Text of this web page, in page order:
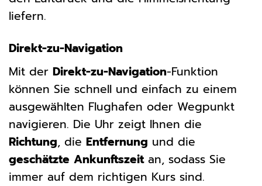
liefern.
Direkt-zu-Navigation
Mit der Direkt-zu-Navigation-Funktion
können Sie schnell und einfach zu einem
ausgewählten Flughafen oder Wegpunkt
navigieren. Die Uhr zeigt Ihnen die
Richtung, die Entfernung und die
geschätzte Ankunftszeitan, sodass Sie
immer auf dem richtigen Kurs sind.